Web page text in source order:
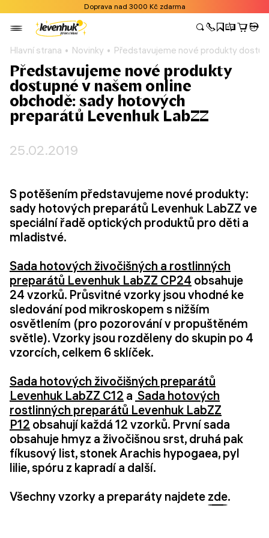
Doprava nad 3000 Kč zdarma
Hlavní strana Novinky Představujeme nové produkty
Představujeme nové produkty
dostupné v našem online
obchodě: sady hotových
preparátů Levenhuk LabZZ
25.02.2019
S potěšením představujeme nové produkty:
sady hotových preparátů Levenhuk LabZZ ve
speciální řadě optických produktů pro děti a
mladistvé.
Sada hotových živočišných a rostlinných
preparátů Levenhuk LabZZ CP24 obsahuje
24 vzorků. Průsvitné vzorky jsou vhodné ke
sledování pod mikroskopem s nižším
osvětlením (pro pozorování v propuštěném
světle). Vzorky jsou rozděleny do skupin po 4
vzorcích, celkem 6 sklíček.
Sada hotových živočišných preparátů
Levenhuk LabZZ C12 a Sada hotových
rostlinných preparátů Levenhuk LabZZ
P12 obsahují každá 12 vzorků. První sada
obsahuje hmyz a živočišnou srst, druhá pak
fíkusový list, stonek Arachis hypogaea, pyl
lilie, spóru z kapradí a další.
Všechny vzorky a preparáty najdete zde.